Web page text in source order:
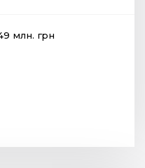
млн. грн